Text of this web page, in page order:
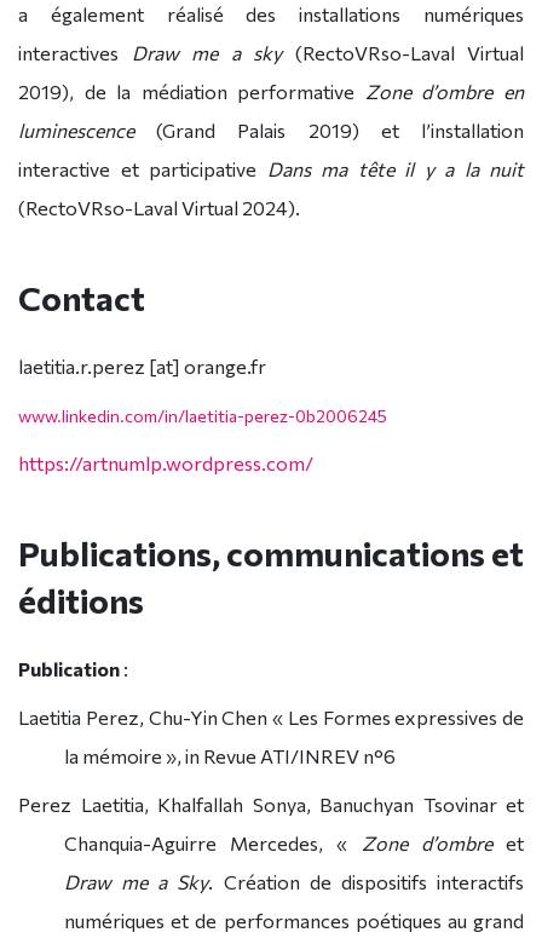
a également réalisé des installations numériques
interactives
Draw me a sky (RectoVRso-Laval Virtual
2019), de la médiation performative
Zone d’ombre en
luminescence(Grand Palais 2019) et l’installation
interactive et participative
Dans ma tête il y a la nuit
(RectoVRso-Laval Virtual 2024).
Contact
laetitia.r.perez [at] orange.fr
www.linkedin.com/in/laetitia-perez-0b2006245
https://artnumlp.wordpress.com/
Publications, communications et
éditions
Publication :
Laetitia Perez, Chu-Yin Chen « Les Formes expressives de
la mémoire », in Revue ATI/INREV n°6
Perez Laetitia, Khalfallah Sonya, Banuchyan Tsovinar et
Chanquia-Aguirre Mercedes, «
Zone d’ombreet
Draw me a Sky. Création de dispositifs interactifs
numériques et de performances poétiques au grand